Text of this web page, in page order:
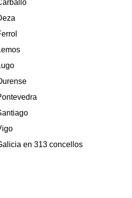
en 313 concellos